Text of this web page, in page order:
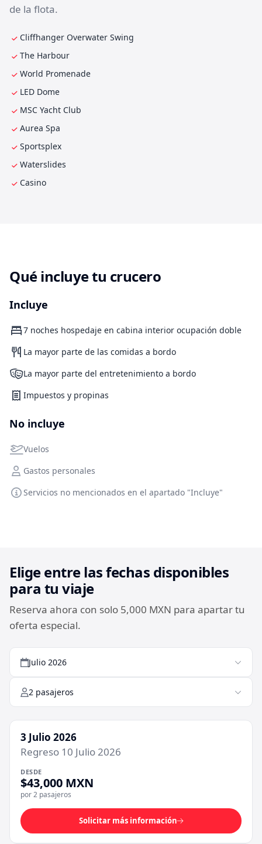
de la flota.
Cliffhanger Overwater Swing
The Harbour
World Promenade
LED Dome
MSC Yacht Club
Aurea Spa
Sportsplex
Waterslides
Casino
Qué incluye tu crucero
Incluye
7 noches hospedaje en cabina interior ocupación doble
La mayor parte de las comidas a bordo
La mayor parte del entretenimiento a bordo
Impuestos y propinas
No incluye
Vuelos
Gastos personales
Servicios no mencionados en el apartado "Incluye"
Elige entre las fechas disponibles
para tu viaje
Reserva ahora con solo 5,000 MXN para apartar tu
oferta especial.
Julio 2026
2 pasajeros
3 Julio 2026
Regreso 10 Julio 2026
DESDE
$43,000 MXN
por 2 pasajeros
Solicitar más información